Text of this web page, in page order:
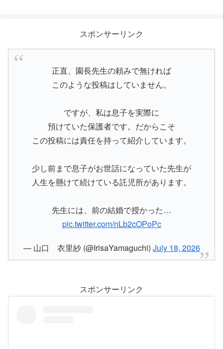
スポンサーリンク
正直、園長先生の頼みで無ければ
このような投稿はしていません。
ですが、私は息子を実際に
預けていた保護者です。だからこそ
この投稿には責任を持って紹介しています。
少し前まで息子がお世話になっていた先生が
人生を懸けて続けている託児所があります。
先生には、前の結婚で授かった…
pic.twitter.com/nLb2cOPoPc
— 山口 衣里紗 (@IrisaYamaguchi) July 18, 2026
スポンサーリンク